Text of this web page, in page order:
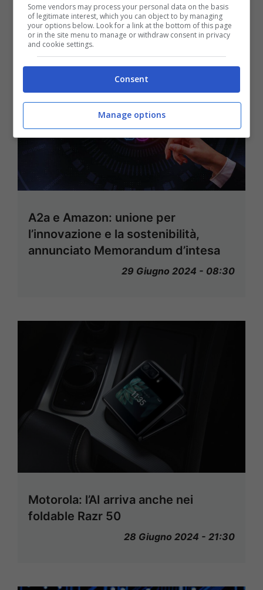
A2a e Amazon: unione per
l’innovazione e la sostenibilità,
annunciato Memorandum d’intesa
29 Giugno 2024 - 08:30
Motorola: l’AI arriva anche nei
foldable Razr 50
28 Giugno 2024 - 21:30
Some vendors may process your personal data on the basis
of legitimate interest, which you can object to by managing
your options below. Look for a link at the bottom of this page
or in the site menu to manage or withdraw consent in privacy
and cookie settings.
Consent
Manage options